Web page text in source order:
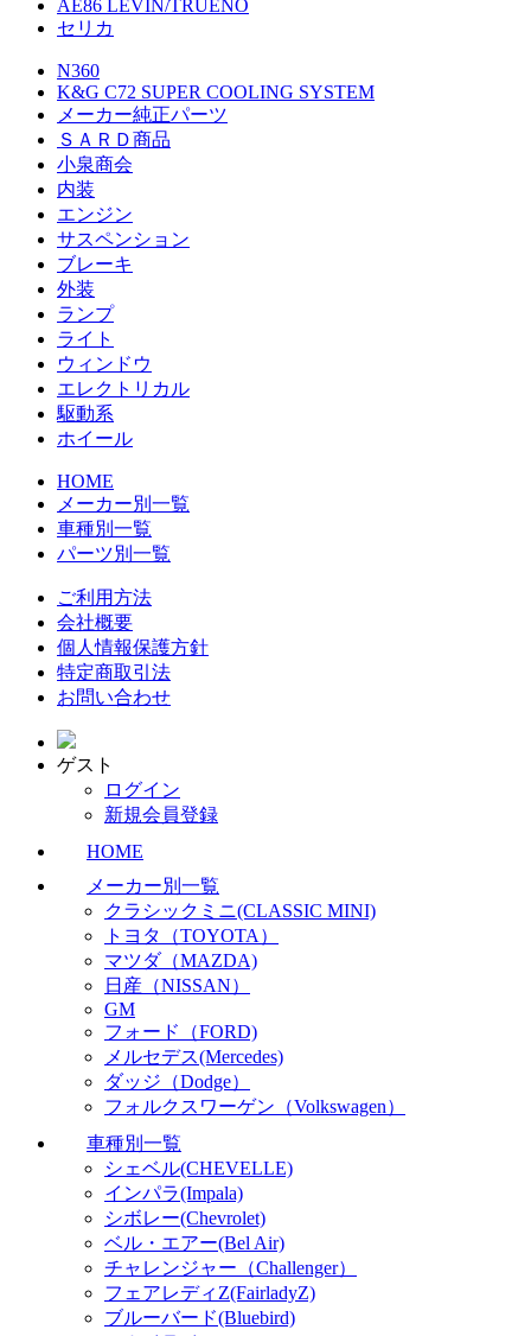
AE86 LEVIN/TRUENO
セリカ
N360
K&G C72 SUPER COOLING SYSTEM
メーカー純正パーツ
ＳＡＲＤ商品
小泉商会
内装
エンジン
サスペンション
ブレーキ
外装
ランプ
ライト
ウィンドウ
エレクトリカル
駆動系
ホイール
HOME
メーカー別一覧
車種別一覧
パーツ別一覧
ご利用方法
会社概要
個人情報保護方針
特定商取引法
お問い合わせ
ゲスト
ログイン
新規会員登録
HOME
メーカー別一覧
クラシックミニ(CLASSIC MINI)
トヨタ（TOYOTA）
マツダ（MAZDA)
日産（NISSAN）
GM
フォード（FORD)
メルセデス(Mercedes)
ダッジ（Dodge）
フォルクスワーゲン（Volkswagen）
車種別一覧
シェベル(CHEVELLE)
インパラ(Impala)
シボレー(Chevrolet)
ベル・エアー(Bel Air)
チャレンジャー（Challenger）
フェアレディZ(FairladyZ)
ブルーバード(Bluebird)